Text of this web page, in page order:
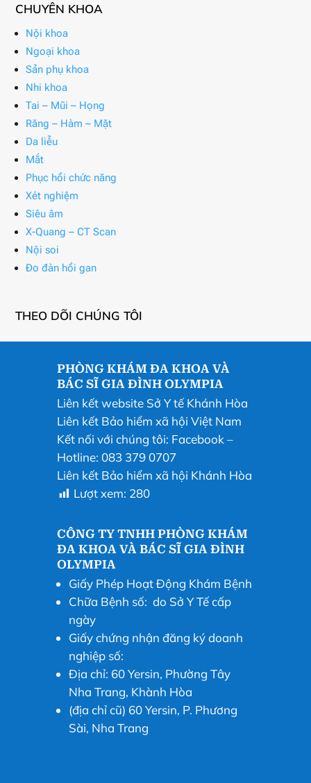
CHUYÊN KHOA
Nội khoa
Ngoại khoa
Sản phụ khoa
Nhi khoa
Tai – Mũi – Họng
Răng – Hàm – Mặt
Da liễu
Mắt
Phục hồi chức năng
Xét nghiệm
Siêu âm
X-Quang – CT Scan
Nội soi
Đo đàn hồi gan
THEO DÕI CHÚNG TÔI
PHÒNG KHÁM ĐA KHOA VÀ
BÁC SĨ GIA ĐÌNH OLYMPIA
Liên kết website Sở Y tế Khánh Hòa
Liên kết Bảo hiểm xã hội Việt Nam
Kết nối với chúng tôi: Facebook –
Hotline: 083 379 0707
Liên kết Bảo hiểm xã hội Khánh Hòa
Lượt xem: 280
CÔNG TY TNHH PHÒNG KHÁM
ĐA KHOA VÀ BÁC SĨ GIA ĐÌNH
OLYMPIA
Giấy Phép Hoạt Động Khám Bệnh
Chữa Bệnh số: do Sở Y Tế cấp
ngày
Giấy chứng nhận đăng ký doanh
nghiệp số:
Địa chỉ: 60 Yersin, Phường Tây
Nha Trang, Khành Hòa
(địa chỉ cũ) 60 Yersin, P. Phương
Sài, Nha Trang